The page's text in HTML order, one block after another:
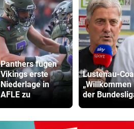
Panthers fügen
Vikings erste
Niederlage in
AFLE zu
Lustenau-
„Willkommen
der